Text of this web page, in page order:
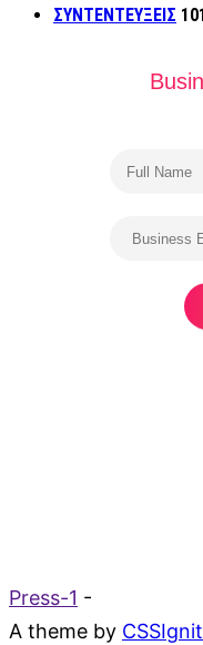
ΣΥΝΤΕΝΤΕΥΞΕΙΣ 101
Press-1 -
A theme by